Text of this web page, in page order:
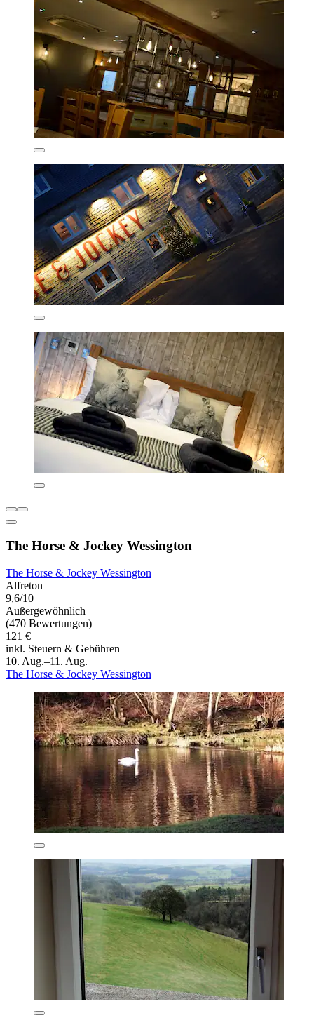
The Horse & Jockey Wessington
The Horse & Jockey Wessington
Alfreton
9,6/10
Außergewöhnlich
(470 Bewertungen)
121 €
inkl. Steuern & Gebühren
10. Aug.–11. Aug.
The Horse & Jockey Wessington